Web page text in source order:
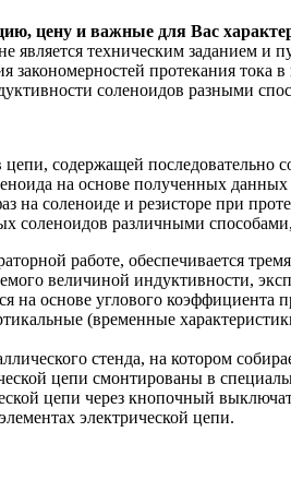
цену и важные для Вас
является техническим заданием и
закономерностей протекания
соленоидов разными
содержащей
на основе полученных данных
на соленоиде и резисторе при
соленоидов различными
работе, обеспечивается
величиной индуктивности,
на основе углового
(временные
стенда, на котором
цепи смонтированы в
цепи через кнопочный
электрической цепи.